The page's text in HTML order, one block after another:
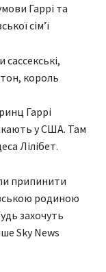
Гаррі та
сімʼї
Гаррі
у США. Там
Лілібет.
припинити
родиною
захочуть
Sky News